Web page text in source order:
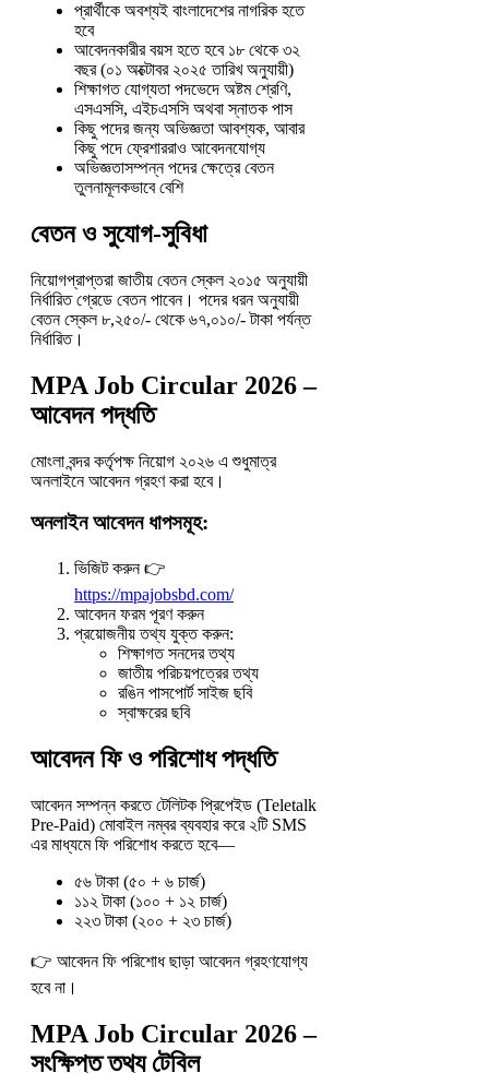
প্রার্থীকে অবশ্যই বাংলাদেশের নাগরিক হতে
হবে
আবেদনকারীর বয়স হতে হবে ১৮ থেকে ৩২
বছর (০১ অক্টোবর ২০২৫ তারিখ অনুযায়ী)
শিক্ষাগত যোগ্যতা পদভেদে অষ্টম শ্রেণি,
এসএসসি, এইচএসসি অথবা স্নাতক পাস
কিছু পদের জন্য অভিজ্ঞতা আবশ্যক, আবার
কিছু পদে ফ্রেশাররাও আবেদনযোগ্য
অভিজ্ঞতাসম্পন্ন পদের ক্ষেত্রে বেতন
তুলনামূলকভাবে বেশি
বেতন ও সুযোগ-সুবিধা
নিয়োগপ্রাপ্তরা জাতীয় বেতন স্কেল ২০১৫ অনুযায়ী
নির্ধারিত গ্রেডে বেতন পাবেন। পদের ধরন অনুযায়ী
বেতন স্কেল ৮,২৫০/- থেকে ৬৭,০১০/- টাকা পর্যন্ত
নির্ধারিত।
MPA Job Circular 2026 –
আবেদন পদ্ধতি
মোংলা বন্দর কর্তৃপক্ষ নিয়োগ ২০২৬ এ শুধুমাত্র
অনলাইনে আবেদন গ্রহণ করা হবে।
অনলাইন আবেদন ধাপসমূহ:
ভিজিট করুন 👉
https://mpajobsbd.com/
আবেদন ফরম পূরণ করুন
প্রয়োজনীয় তথ্য যুক্ত করুন:
শিক্ষাগত সনদের তথ্য
জাতীয় পরিচয়পত্রের তথ্য
রঙিন পাসপোর্ট সাইজ ছবি
স্বাক্ষরের ছবি
আবেদন ফি ও পরিশোধ পদ্ধতি
আবেদন সম্পন্ন করতে টেলিটক প্রিপেইড (Teletalk
Pre-Paid) মোবাইল নম্বর ব্যবহার করে ২টি SMS
এর মাধ্যমে ফি পরিশোধ করতে হবে—
৫৬ টাকা (৫০ + ৬ চার্জ)
১১২ টাকা (১০০ + ১২ চার্জ)
২২৩ টাকা (২০০ + ২৩ চার্জ)
👉 আবেদন ফি পরিশোধ ছাড়া আবেদন গ্রহণযোগ্য
হবে না।
MPA Job Circular 2026 –
সংক্ষিপ্ত তথ্য টেবিল